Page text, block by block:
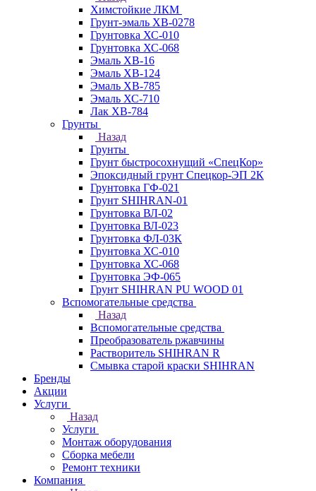
Химстойкие ЛКМ
Грунт-эмаль ХВ-0278
Грунтовка ХС-010
Грунтовка ХС-068
Эмаль ХВ-16
Эмаль ХВ-124
Эмаль ХВ-785
Эмаль ХС-710
Лак ХВ-784
Грунты
Назад
Грунты
Грунт быстросохнущий «СпецКор»
Эпоксидный грунт Спецкор-ЭП 2К
Грунтовка ГФ-021
Грунт SHIHRAN-01
Грунтовка ВЛ-02
Грунтовка ВЛ-023
Грунтовка ФЛ-03К
Грунтовка ХС-010
Грунтовка ХС-068
Грунтовка ЭФ-065
Грунт SHIHRAN PU WOOD 01
Вспомогательные средства
Назад
Вспомогательные средства
Преобразователь ржавчины
Растворитель SHIHRAN R
Смывка старой краски SHIHRAN
Бренды
Акции
Услуги
Назад
Услуги
Монтаж оборудования
Сборка мебели
Ремонт техники
Компания